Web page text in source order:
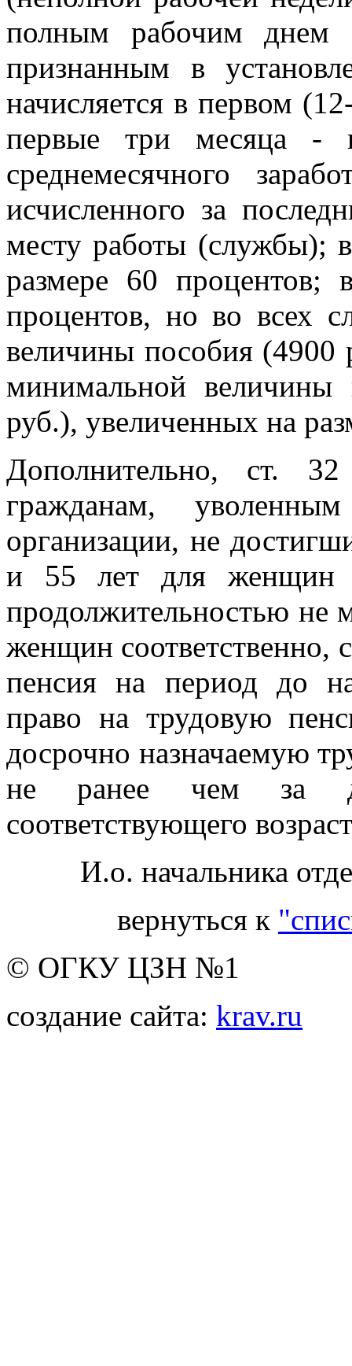
полным рабочим днем
признанным в
начисляется в первом
первые три месяца -
среднемесячного
исчисленного за
месту работы (службы);
размере 60
процентов, но во всех
величины пособия (4900
минимальной величины
руб.), увеличенных на
Дополнительно, ст.
гражданам,
организации, не
и 55 лет для женщин
продолжительностью не
женщин соответственно,
пенсия на период до
право на трудовую
досрочно назначаемую
не ранее чем за
соответствующего
И.о. начальника
вернуться к
© ОГКУ ЦЗН №1
создание сайта: krav.ru